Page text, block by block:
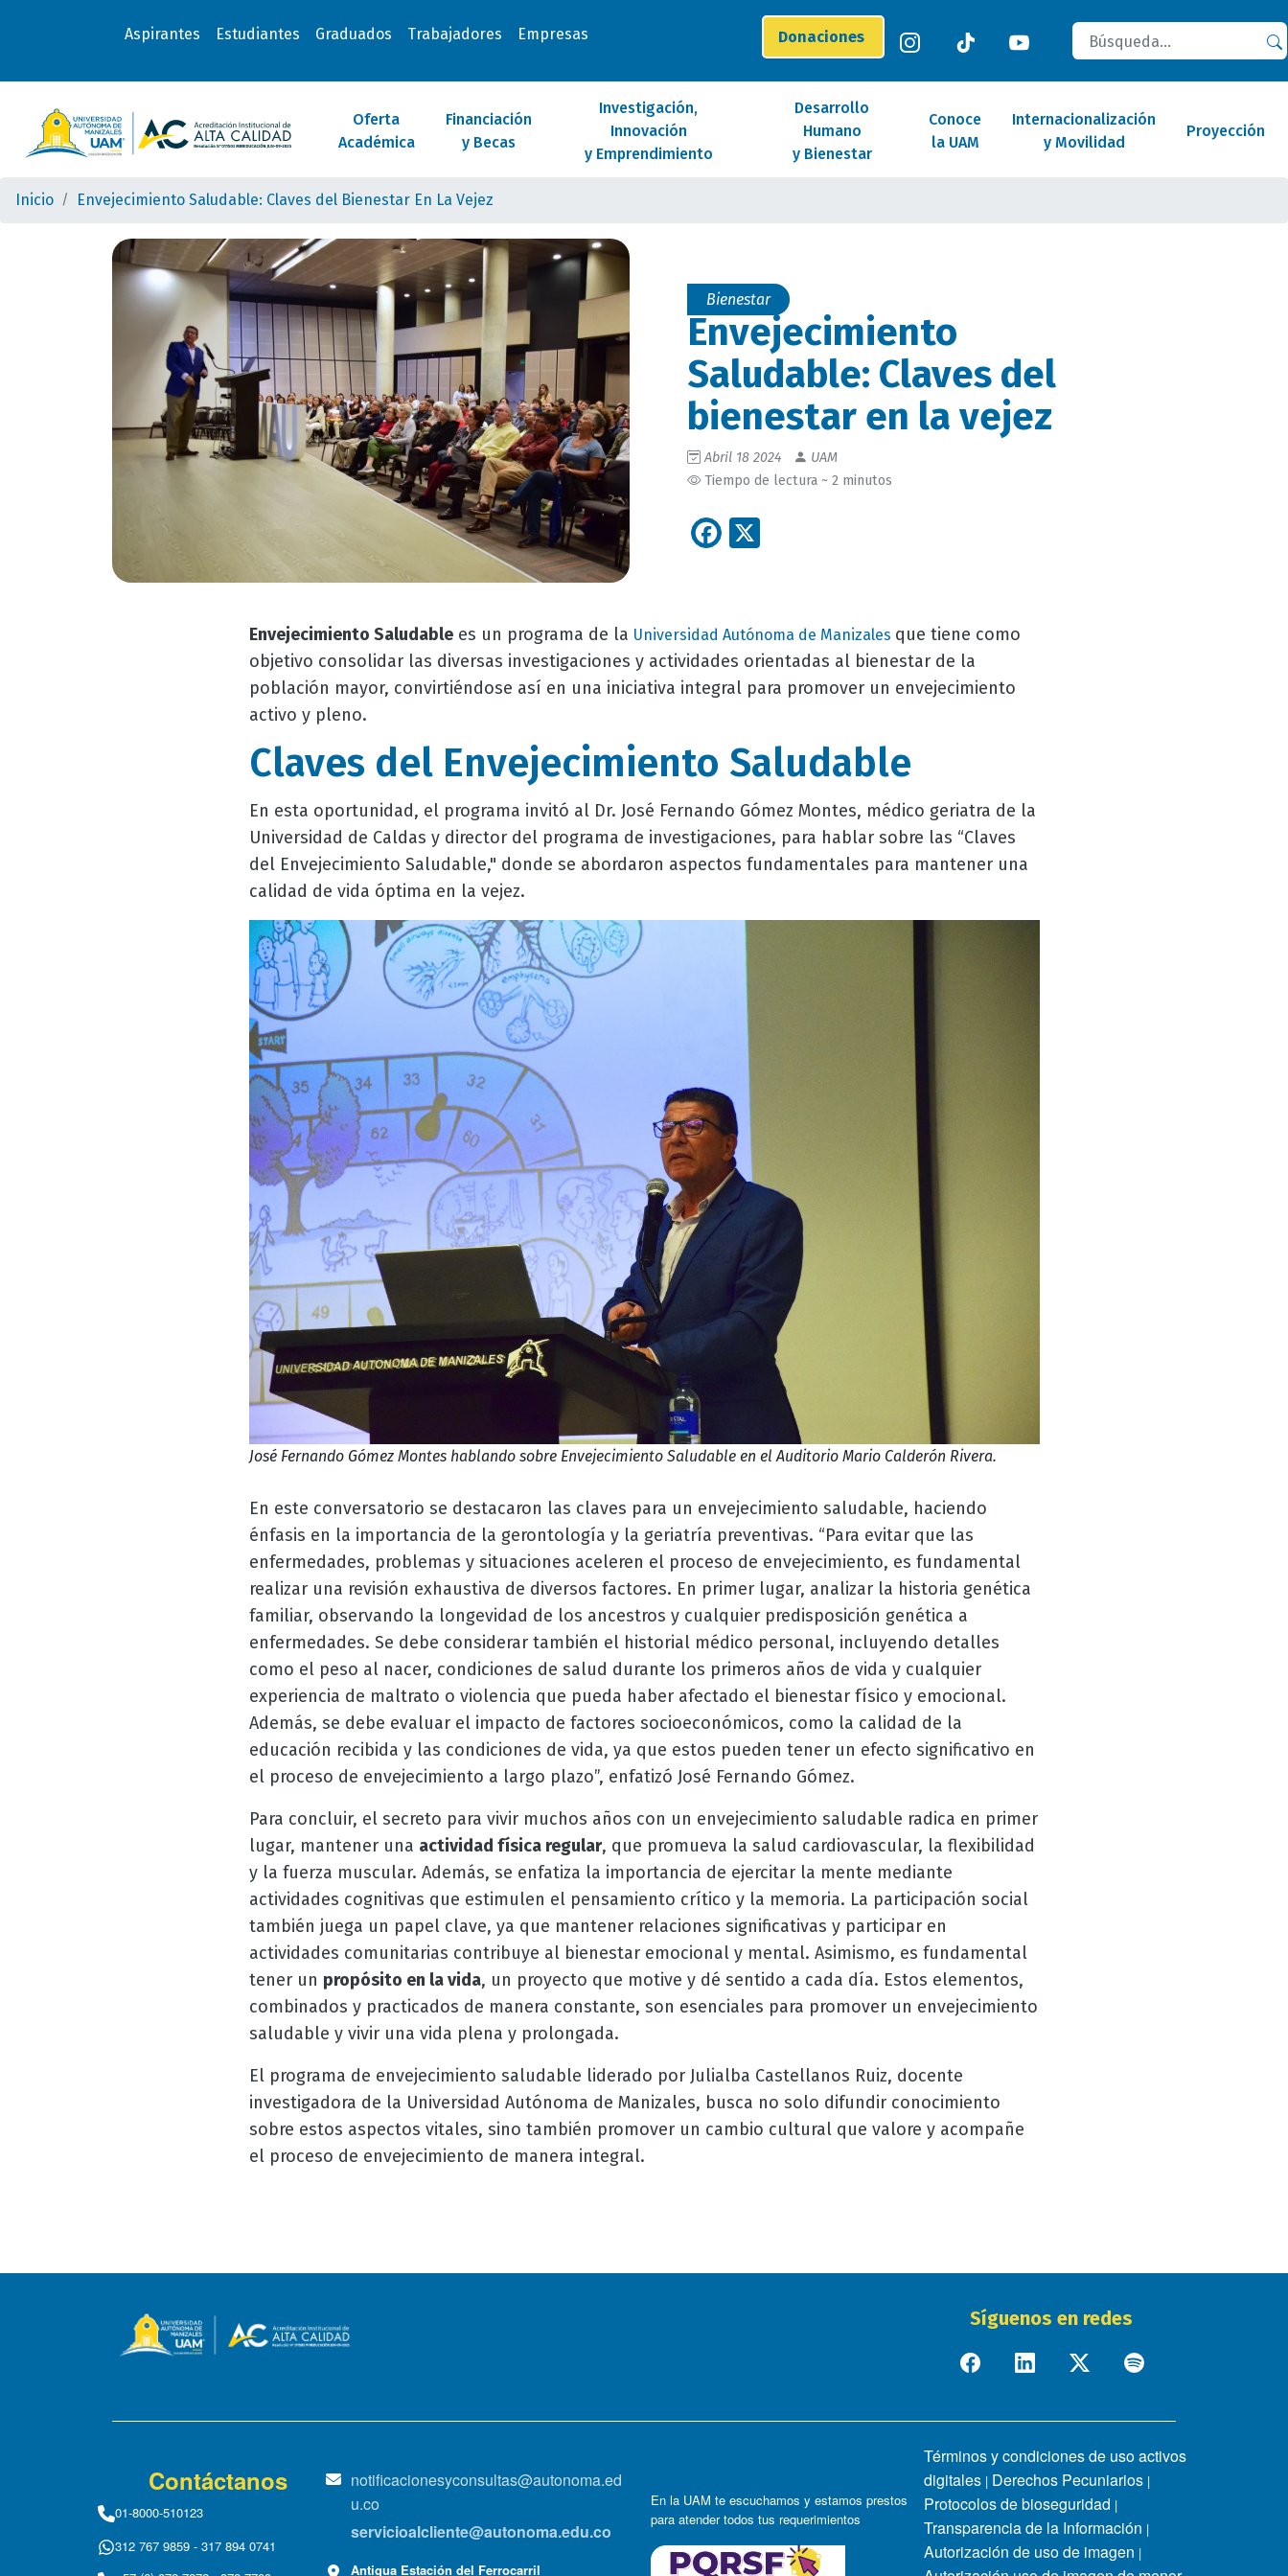
Aspirantes Estudiantes Graduados Trabajadores Empresas Donaciones
Buscar
Oferta
Académica
Financiación
y Becas
Investigación,
Innovación
y Emprendimiento
Desarrollo
Humano
y Bienestar
Conoce
la UAM
Internacionalización
y Movilidad
Proyección
Inicio Envejecimiento Saludable: Claves del Bienestar En La Vejez
Bienestar
Envejecimiento
Saludable: Claves del
bienestar en la vejez
Abril 18 2024
UAM
Tiempo de lectura ~ 2 minutos
Facebook
Envejecimiento Saludablees un programa de la Universidad Autónoma de Manizales que tiene como
objetivo consolidar las diversas investigaciones y actividades orientadas al bienestar de la
población mayor, convirtiéndose así en una iniciativa integral para promover un envejecimiento
activo y pleno.
Claves del Envejecimiento Saludable
En esta oportunidad, el programa invitó al Dr. José Fernando Gómez Montes, médico geriatra de la
Universidad de Caldas y director del programa de investigaciones, para hablar sobre las “Claves
del Envejecimiento Saludable," donde se abordaron aspectos fundamentales para mantener una
calidad de vida óptima en la vejez.
José Fernando Gómez Montes hablando sobre Envejecimiento Saludable en el Auditorio Mario Calderón Rivera.
En este conversatorio se destacaron las claves para un envejecimiento saludable, haciendo
énfasis en la importancia de la gerontología y la geriatría preventivas. “Para evitar que las
enfermedades, problemas y situaciones aceleren el proceso de envejecimiento, es fundamental
realizar una revisión exhaustiva de diversos factores. En primer lugar, analizar la historia genética
familiar, observando la longevidad de los ancestros y cualquier predisposición genética a
enfermedades. Se debe considerar también el historial médico personal, incluyendo detalles
como el peso al nacer, condiciones de salud durante los primeros años de vida y cualquier
experiencia de maltrato o violencia que pueda haber afectado el bienestar físico y emocional.
Además, se debe evaluar el impacto de factores socioeconómicos, como la calidad de la
educación recibida y las condiciones de vida, ya que estos pueden tener un efecto significativo en
el proceso de envejecimiento a largo plazo”, enfatizó José Fernando Gómez.
Para concluir, el secreto para vivir muchos años con un envejecimiento saludable radica en primer
lugar, mantener una actividad física regular, que promueva la salud cardiovascular, la flexibilidad
y la fuerza muscular. Además, se enfatiza la importancia de ejercitar la mente mediante
actividades cognitivas que estimulen el pensamiento crítico y la memoria. La participación social
también juega un papel clave, ya que mantener relaciones significativas y participar en
actividades comunitarias contribuye al bienestar emocional y mental. Asimismo, es fundamental
tener un propósito en la vida, un proyecto que motive y dé sentido a cada día. Estos elementos,
combinados y practicados de manera constante, son esenciales para promover un envejecimiento
saludable y vivir una vida plena y prolongada.
El programa de envejecimiento saludable liderado por Julialba Castellanos Ruiz, docente
investigadora de la Universidad Autónoma de Manizales, busca no solo difundir conocimiento
sobre estos aspectos vitales, sino también promover un cambio cultural que valore y acompañe
el proceso de envejecimiento de manera integral.
Síguenos en redes
Contáctanos
01-8000-510123
312 767 9859 - 317 894 0741
notificacionesyconsultas@autonoma.ed
u.co
servicioalcliente@autonoma.edu.co
Antigua Estación del Ferrocarril
En la UAM te escuchamos y estamos prestos
para atender todos tus requerimientos
Términos y condiciones de uso activos
digitales | Derechos Pecuniarios |
Protocolos de bioseguridad |
Transparencia de la Información |
Autorización de uso de imagen |